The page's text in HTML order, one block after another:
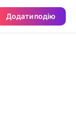
Додати подію